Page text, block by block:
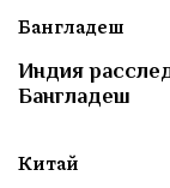
Бангладеш
Индия
Бангладеш
Китай